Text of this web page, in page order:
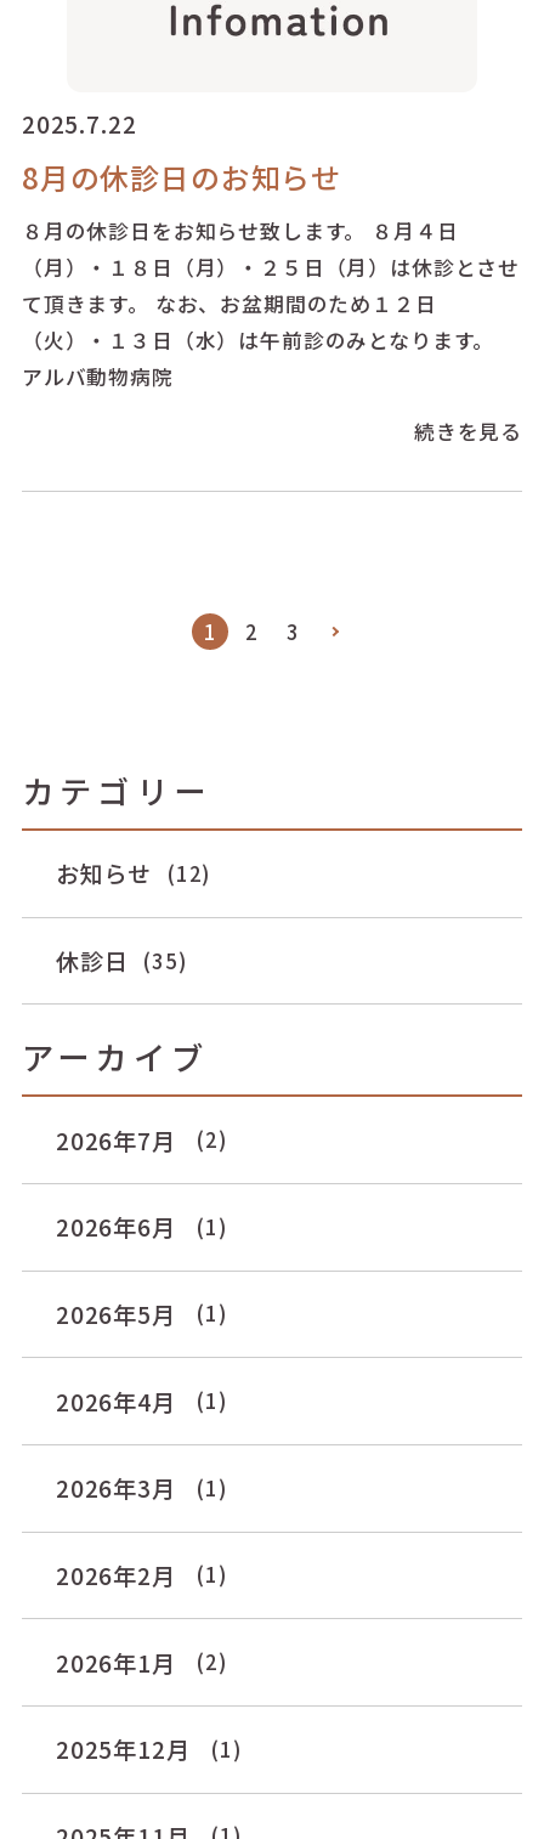
2025.7.22
8月の休診日のお知らせ
８月の休診日をお知らせ致します。 ８月４日
（月）・１８日（月）・２５日（月）は休診とさせ
て頂きます。 なお、お盆期間のため１２日
（火）・１３日（水）は午前診のみとなります。
アルバ動物病院
続きを見る
1 2 3
カテゴリー
お知らせ (12)
休診日 (35)
アーカイブ
2026年7月 (2)
2026年6月 (1)
2026年5月 (1)
2026年4月 (1)
2026年3月 (1)
2026年2月 (1)
2026年1月 (2)
2025年12月 (1)